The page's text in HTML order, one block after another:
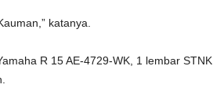
katanya.
R 15 AE-4729-WK, 1 lembar STNK